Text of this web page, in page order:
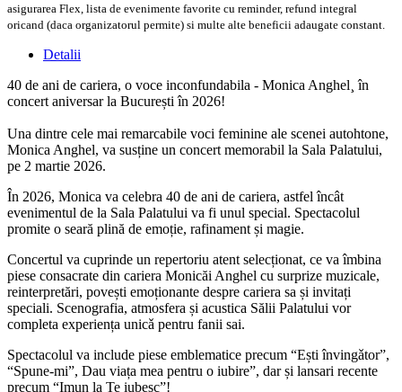
asigurarea Flex, lista de evenimente favorite cu reminder, refund integral
oricand (daca organizatorul permite) si multe alte beneficii adaugate constant.
Detalii
40 de ani de cariera, o voce inconfundabila - Monica Anghel¸ în
concert aniversar la București în 2026!
Una dintre cele mai remarcabile voci feminine ale scenei autohtone,
Monica Anghel, va susține un concert memorabil la Sala Palatului,
pe 2 martie 2026.
În 2026, Monica va celebra 40 de ani de cariera, astfel încât
evenimentul de la Sala Palatului va fi unul special. Spectacolul
promite o seară plină de emoție, rafinament și magie.
Concertul va cuprinde un repertoriu atent selecționat, ce va îmbina
piese consacrate din cariera Monicăi Anghel cu surprize muzicale,
reinterpretări, povești emoționante despre cariera sa și invitați
speciali. Scenografia, atmosfera și acustica Sălii Palatului vor
completa experiența unicǎ pentru fanii sai.
Spectacolul va include piese emblematice precum “Ești învingǎtor”,
“Spune-mi”, Dau viața mea pentru o iubire”, dar și lansari recente
precum “Imun la Te iubesc”!